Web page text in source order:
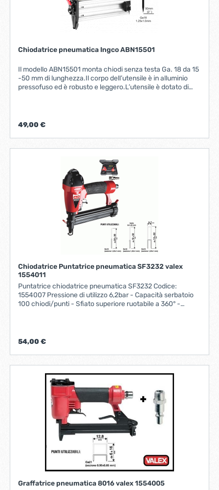
Chiodatrice pneumatica Ingco ABN15501
Il modello ABN15501 monta chiodi senza testa Ga. 18 da 15
-50 mm di lunghezza.Il corpo dell’utensile è in alluminio
pressofuso ed è robusto e leggero.L’utensile è dotato di
caricatore e innesto chiodi migliorato. Riferimento:
chiodi 15-50 mm Larghezza chiodi 1,25x1,00
mmPressione operativa 4-7 bar (58-101.5 Psi)Presa aria
1/4 “Dimensioni 55x235x255 mmPeso 1,55 kgACCESSORI
INCLUSIn. 1000 chiodin. 1 occhiali di sicurezzan. 1 bottiglia
di lubrificanten. 2 chiavi esagonali
49,00 €
Chiodatrice Puntatrice pneumatica SF3232 valex
1554011
Puntatrice chiodatrice pneumatica SF3232 Codice:
1554007 Pressione di utilizzo 6,2bar - Capacità serbatoio
100 chiodi/punti - Sfiato superiore ruotabile a 360° -
lavori di falegnameria e in particolare la costruzione di
54,00 €
Graffatrice pneumatica 8016 valex 1554005